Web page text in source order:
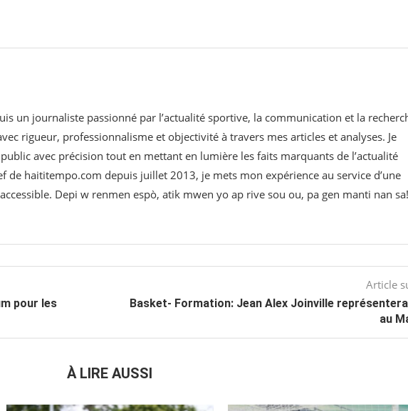
un journaliste passionné par l’actualité sportive, la communication et la
rigueur, professionnalisme et objectivité à travers mes articles et analyses. Je
avec précision tout en mettant en lumière les faits marquants de l’actualité
de haititempo.com⁠ depuis juillet 2013, je mets mon expérience au service d’une
Depi w renmen espò, atik mwen yo ap rive sou ou, pa gen manti nan sa!
pour les
Article
Basket- Formation: Jean Alex Joinville
au
À LIRE AUSSI